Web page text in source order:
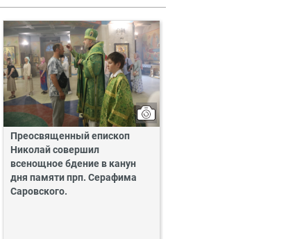
Преосвященный епископ
Николай совершил
всенощное бдение в канун
дня памяти прп. Серафима
Саровского.